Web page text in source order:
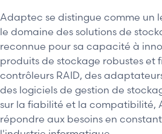
Adaptec se distingue comme un
le domaine des solutions de
reconnue pour sa capacité à
produits de stockage robustes et
contrôleurs RAID, des
des logiciels de gestion de
sur la fiabilité et la compatibilité,
répondre aux besoins en